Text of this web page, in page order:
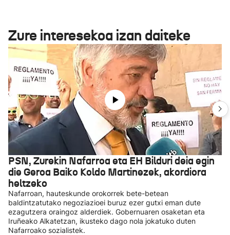
Zure interesekoa izan daiteke
PSN, Zurekin Nafarroa eta EH Bilduri deia egin
die Geroa Baiko Koldo Martinezek, akordiora
heltzeko
Nafarroan, hauteskunde orokorrek bete-betean
baldintzatutako negoziazioei buruz ezer gutxi eman dute
ezagutzera oraingoz alderdiek. Gobernuaren osaketan eta
Iruñeako Alkatetzan, ikusteko dago nola jokatuko duten
Nafarroako sozialistek.